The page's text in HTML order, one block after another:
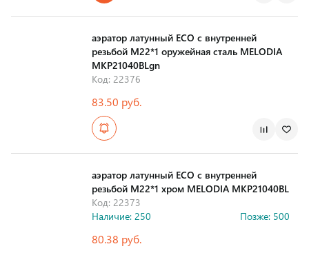
аэратор латунный ECO с внутренней
резьбой M22*1 оружейная сталь MELODIA
MKP21040BLgn
Код: 22376
83.50 руб.
аэратор латунный ECO с внутренней
резьбой M22*1 хром MELODIA MKP21040BL
Код: 22373
Наличие: 250
Позже: 500
80.38 руб.